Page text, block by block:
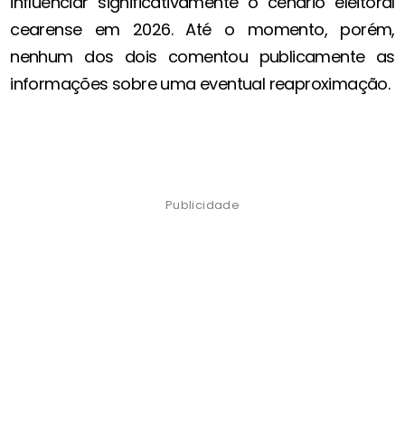
cearense em 2026. Até o momento, porém,
nenhum dos dois comentou publicamente as
informações sobre uma eventual reaproximação.
Publicidade